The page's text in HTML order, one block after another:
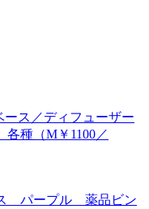
ース／ディフューザー
種（M￥1100／
パープル 薬品ビン